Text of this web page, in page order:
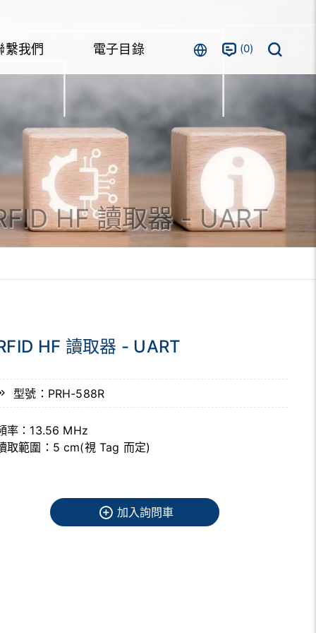
繫我們 電子目錄 0
HF 讀取器 - UART
HF 讀取器 - UART
型號：PRH-588R
率：13.56 MHz
取範圍：5 cm(視 Tag 而定)
加入詢問車